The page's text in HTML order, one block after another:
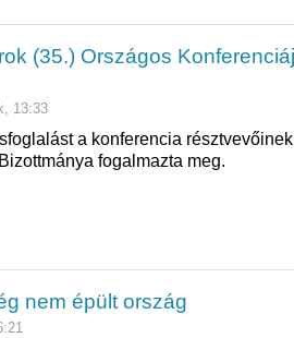
(35.) Országos
13:33
a konferencia
fogalmazta meg.
nem épült ország